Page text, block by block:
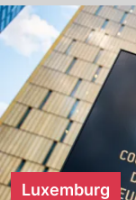
Luxemburg